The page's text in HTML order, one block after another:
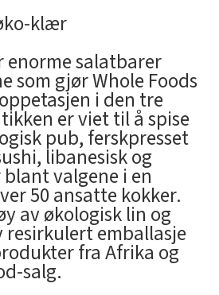
klær
enorme salatbarer
som gjør Whole Foods
i den tre
er viet til å spise
pub, ferskpresset
libanesisk og
valgene i en
50 ansatte kokker.
av økologisk lin og
emballasje
fra Afrika og
salg.